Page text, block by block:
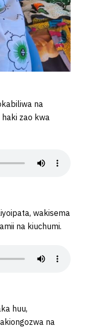
na
zao kwa
wakisema
na kiuchumi.
huu,
na